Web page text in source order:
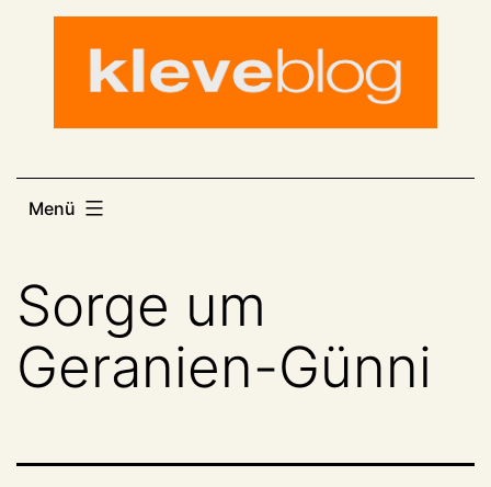
Menü
Sorge um
Geranien-Günni